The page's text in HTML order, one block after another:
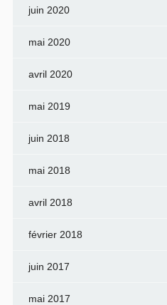
juin 2020
mai 2020
avril 2020
mai 2019
juin 2018
mai 2018
avril 2018
février 2018
juin 2017
mai 2017